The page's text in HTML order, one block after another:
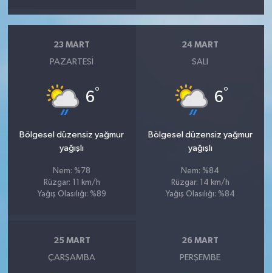
23 MART
PAZARTESI
6°
Bölgesel düzensiz yağmur
yağışlı
Nem: %78
Rüzgar: 11 km/h
Yağış Olasılığı: %89
24 MART
SALI
6°
Bölgesel düzensiz yağmur
yağışlı
Nem: %84
Rüzgar: 14 km/h
Yağış Olasılığı: %84
25 MART
ÇARŞAMBA
26 MART
PERŞEMBE